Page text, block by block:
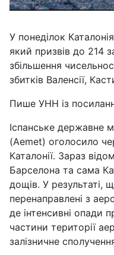
У понеділок
який призвів до 214
збільшення
збитків Валенсії,
Пише УНН із
Іспанське державне
(Aemet) оголосило
Каталонії. Зараз
Барселона та сама
дощів. У результаті,
перенаправлені з
де інтенсивні опади
частини території
залізничне